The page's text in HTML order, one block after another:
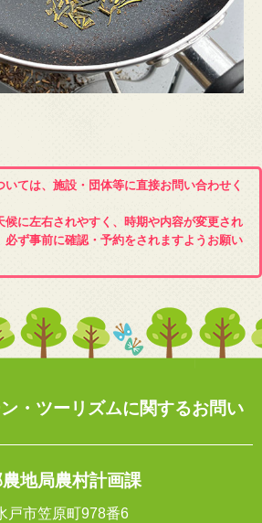
ては、施設・団体等に直接お問い合わせく
に左右されやすく、時期や内容が変更され
必ず事前に確認・予約をされますようお願い
・ツーリズムに関するお問い
地局農村計画課
戸市笠原町978番6